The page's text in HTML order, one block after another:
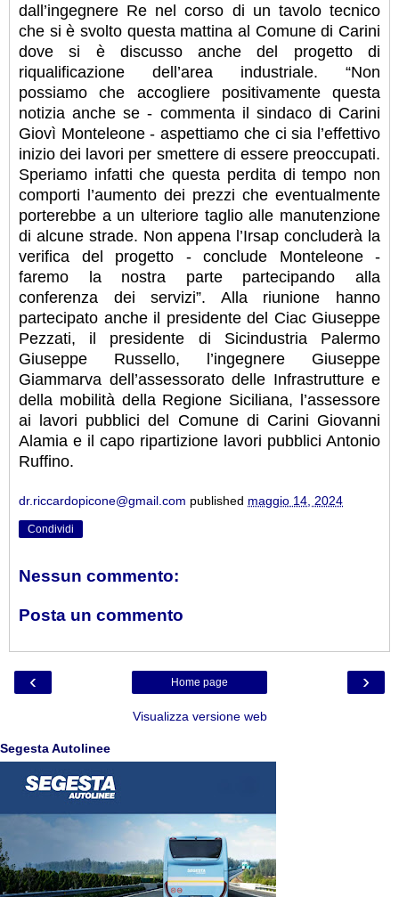
dall’ingegnere Re nel corso di un tavolo tecnico
che si è svolto questa mattina al Comune di Carini
dove si è discusso anche del progetto di
riqualificazione dell’area industriale. “Non
possiamo che accogliere positivamente questa
notizia anche se - commenta il sindaco di Carini
Giovì Monteleone - aspettiamo che ci sia l’effettivo
inizio dei lavori per smettere di essere preoccupati.
Speriamo infatti che questa perdita di tempo non
comporti l’aumento dei prezzi che eventualmente
porterebbe a un ulteriore taglio alle manutenzione
di alcune strade. Non appena l’Irsap concluderà la
verifica del progetto - conclude Monteleone -
faremo la nostra parte partecipando alla
conferenza dei servizi”. Alla riunione hanno
partecipato anche il presidente del Ciac Giuseppe
Pezzati, il presidente di Sicindustria Palermo
Giuseppe Russello, l’ingegnere Giuseppe
Giammarva dell’assessorato delle Infrastrutture e
della mobilità della Regione Siciliana, l’assessore
ai lavori pubblici del Comune di Carini Giovanni
Alamia e il capo ripartizione lavori pubblici Antonio
Ruffino.
dr.riccardopicone@gmail.com published maggio 14, 2024
Condividi
Nessun commento:
Posta un commento
‹ ›
Home page
Visualizza versione web
Segesta Autolinee